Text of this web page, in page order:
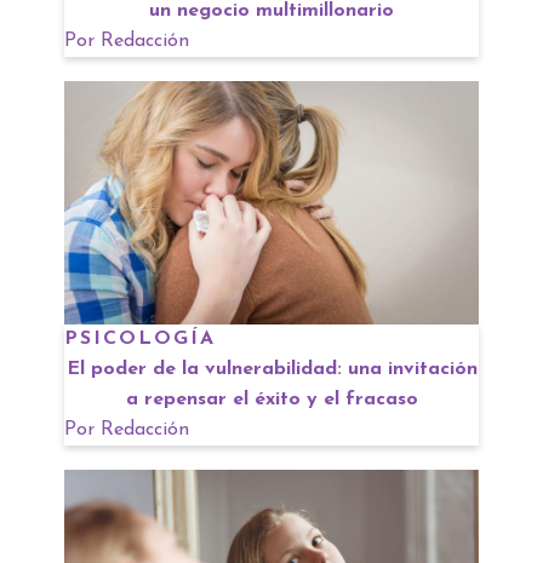
un negocio multimillonario
Por Redacción
PSICOLOGÍA
El poder de la vulnerabilidad: una invitación
a repensar el éxito y el fracaso
Por Redacción